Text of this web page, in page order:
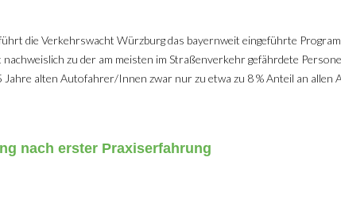
die Verkehrswacht Würzburg das bayernweit eingeführte
zu der am meisten im Straßenverkehr gefährdete
Jahre alten Autofahrer/Innen zwar nur zu etwa zu 8 % Anteil an allen
nach erster Praxiserfahrung